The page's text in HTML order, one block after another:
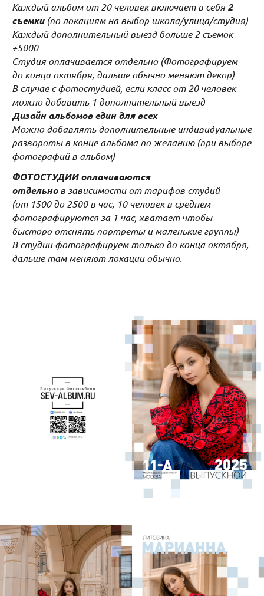
Каждый альбом от 20 человек включает в себя2
съемки(по локациям на выбор школа/улица/студия)
Каждый дополнительный выезд больше 2 съемок
+5000
Студия оплачивается отдельно (Фотографируем
до конца октября, дальше обычно меняют декор)
В случае с фотостудией, если класс от 20 человек
можно добавить 1 дополнительный выезд
Дизайн альбомов един для всех
Можно добавлять дополнительные индивидуальные
развороты в конце альбома по желанию (при выборе
фотографий в альбом)
ФОТОСТУДИИ оплачиваются
отдельнов зависимости от тарифов студий
(от 1500 до 2500 в час, 10 человек в среднем
фотографируются за 1 час, хватает чтобы
бысторо отснять портреты и маленькие группы)
В студии фотографируем только до конца октября,
дальше там меняют локации обычно.